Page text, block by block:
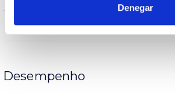
Denegar
Corpo
Desempenho